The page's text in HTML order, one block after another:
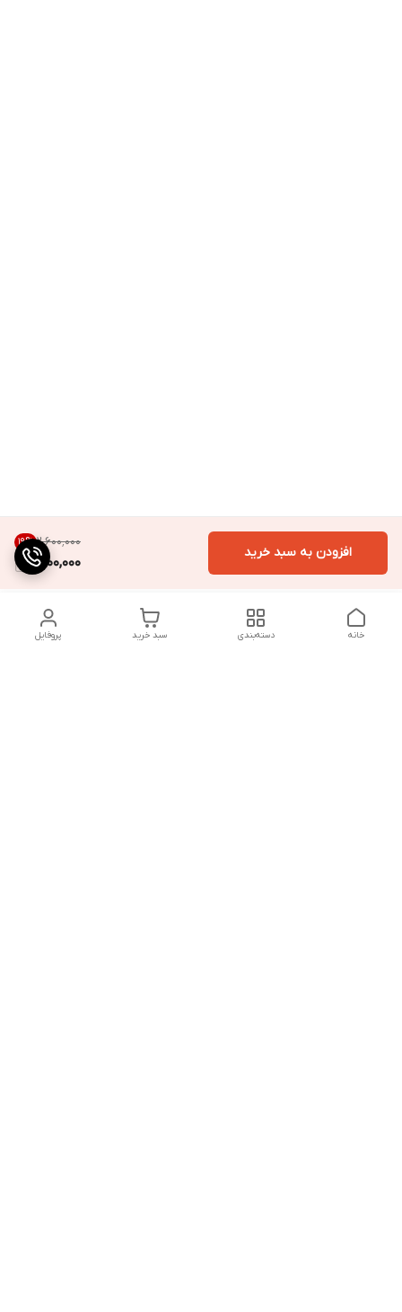
۲٬۶۰۰٬۰۰۰ 19%
2,100,000
افزودن به سبد خرید
پروفایل سبد خرید دسته‌بندی خانه